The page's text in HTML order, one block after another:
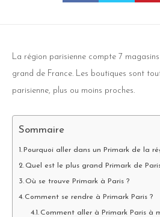
La région parisienne compte 7
grand de France. Les boutiques sont
parisienne, plus ou moins proches.
Sommaire
Pourquoi aller dans un Primark de la
Quel est le plus grand Primark de
Où se trouve Primark à Paris ?
Comment se rendre à Primark Paris ?
Comment aller à Primark Paris à